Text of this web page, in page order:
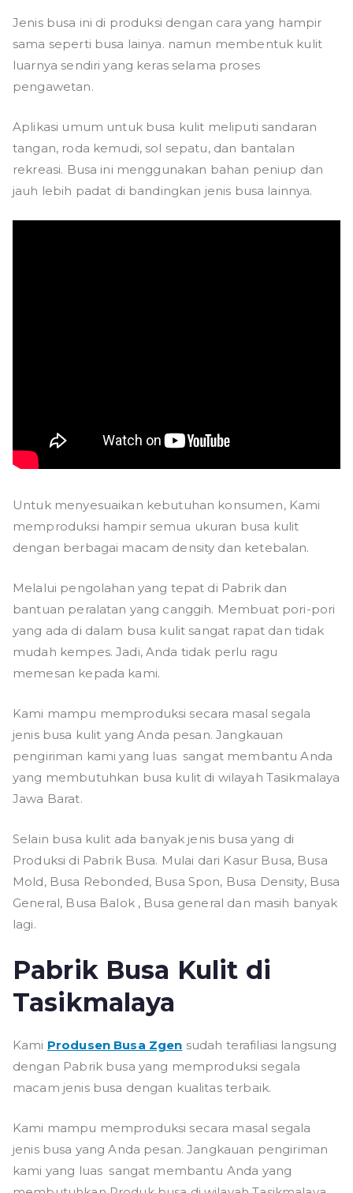
Jenis busa ini di produksi dengan cara yang hampir
sama seperti busa lainya. namun membentuk kulit
luarnya sendiri yang keras selama proses
pengawetan.
Aplikasi umum untuk busa kulit meliputi sandaran
tangan, roda kemudi, sol sepatu, dan bantalan
rekreasi. Busa ini menggunakan bahan peniup dan
jauh lebih padat di bandingkan jenis busa lainnya.
Untuk menyesuaikan kebutuhan konsumen, Kami
memproduksi hampir semua ukuran busa kulit
dengan berbagai macam density dan ketebalan.
Melalui pengolahan yang tepat di Pabrik dan
bantuan peralatan yang canggih. Membuat pori-pori
yang ada di dalam busa kulit sangat rapat dan tidak
mudah kempes. Jadi, Anda tidak perlu ragu
memesan kepada kami.
Kami mampu memproduksi secara masal segala
jenis busa kulit yang Anda pesan. Jangkauan
pengiriman kami yang luas sangat membantu Anda
yang membutuhkan busa kulit di wilayah Tasikmalaya
Jawa Barat.
Selain busa kulit ada banyak jenis busa yang di
Produksi di Pabrik Busa. Mulai dari Kasur Busa, Busa
Mold, Busa Rebonded, Busa Spon, Busa Density, Busa
General, Busa Balok , Busa general dan masih banyak
lagi.
Pabrik Busa Kulit di
Tasikmalaya
Kami Produsen Busa Zgen sudah terafiliasi langsung
dengan Pabrik busa yang memproduksi segala
macam jenis busa dengan kualitas terbaik.
Kami mampu memproduksi secara masal segala
jenis busa yang Anda pesan. Jangkauan pengiriman
kami yang luas sangat membantu Anda yang